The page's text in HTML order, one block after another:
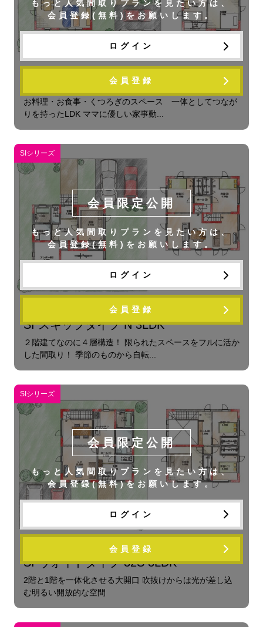
もっと人気間取りプランを見たい方は、
会員登録(無料)をお願いします。
ログイン
会員登録
フレックス 32EW 3LDK
お料理・お食事・くつろぎのスペース 一体としてつなが
りを持ったLDK ママに優しい家事動...
会員限定公開
もっと人気間取りプランを見たい方は、
会員登録(無料)をお願いします。
ログイン
会員登録
SIシリーズ
SI スキップタイプ N 3LDK
２階建てなのに４層構造！ 限られたスペースをフルに活か
した間取り！ 季節のものから自転...
会員限定公開
もっと人気間取りプランを見たい方は、
会員登録(無料)をお願いします。
ログイン
会員登録
SIシリーズ
SI ヴォイドタイプ 32S 3LDK
2階と1階を一体化させる大開口 吹抜けからは光が差し込
む明るい開放的な空間